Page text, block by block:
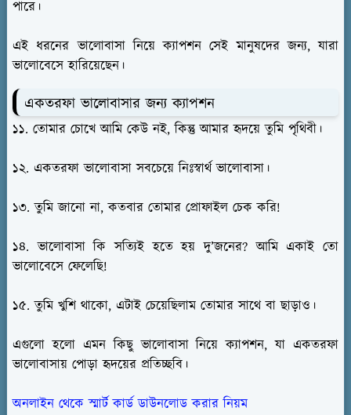
পারে।
এই ধরনের ভালোবাসা নিয়ে ক্যাপশন সেই মানুষদের জন্য, যারা
ভালোবেসে হারিয়েছেন।
একতরফা ভালোবাসার জন্য ক্যাপশন
১১. তোমার চোখে আমি কেউ নই, কিন্তু আমার হৃদয়ে তুমি পৃথিবী।
১২. একতরফা ভালোবাসা সবচেয়ে নিঃস্বার্থ ভালোবাসা।
১৩. তুমি জানো না, কতবার তোমার প্রোফাইল চেক করি!
১৪. ভালোবাসা কি সত্যিই হতে হয় দু’জনের? আমি একাই তো
ভালোবেসে ফেলেছি!
১৫. তুমি খুশি থাকো, এটাই চেয়েছিলাম তোমার সাথে বা ছাড়াও।
এগুলো হলো এমন কিছু ভালোবাসা নিয়ে ক্যাপশন, যা একতরফা
ভালোবাসায় পোড়া হৃদয়ের প্রতিচ্ছবি।
অনলাইন থেকে স্মার্ট কার্ড ডাউনলোড করার নিয়ম